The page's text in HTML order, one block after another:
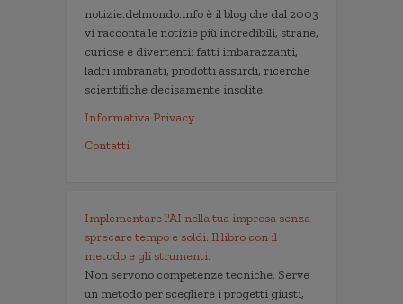
notizie.delmondo.info è il blog che dal 2003
vi racconta le notizie più incredibili, strane,
curiose e divertenti: fatti imbarazzanti,
ladri imbranati, prodotti assurdi, ricerche
scientifiche decisamente insolite.
Informativa Privacy
Contatti
Implementare l'AI nella tua impresa senza
sprecare tempo e soldi. Il libro con il
metodo e gli strumenti.
Non servono competenze tecniche. Serve
un metodo per scegliere i progetti giusti,